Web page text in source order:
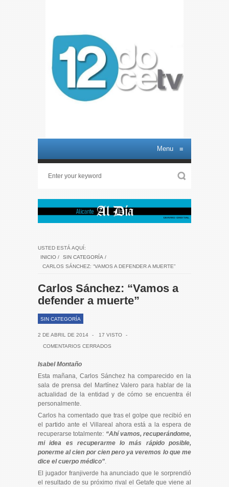
Menu ≡
USTED ESTÁ AQUÍ:
INICIO / SIN CATEGORÍA /
CARLOS SÁNCHEZ: “VAMOS A DEFENDER A MUERTE”
Carlos Sánchez: “Vamos a
defender a muerte”
SIN CATEGORÍA
2 DE ABRIL DE 2014 - 17 VISTO
-
COMENTARIOS CERRADOS
Isabel Montaño
Esta mañana, Carlos Sánchez ha comparecido en la
sala de prensa del Martínez Valero para hablar de la
actualidad de la entidad y de cómo se encuentra él
personalmente.
Carlos ha comentado que tras el golpe que recibió en
el partido ante el Villareal ahora está a la espera de
recuperarse totalmente: “Ahí vamos, recuperándome,
mi idea es recuperarme lo más rápido posible,
ponerme al cien por cien pero ya veremos lo que me
dice el cuerpo médico”.
El jugador franjiverde ha anunciado que le sorprendió
el resultado de su próximo rival el Getafe que viene al